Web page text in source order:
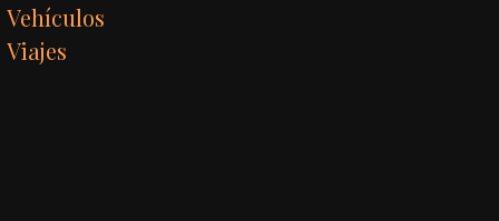
Vehículos
Viajes